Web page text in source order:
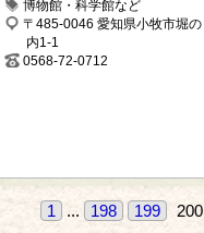
博物館・科学館など
〒485-0046 愛知県小牧市堀の
内1-1
0568-72-0712
1 ... 198 199 200